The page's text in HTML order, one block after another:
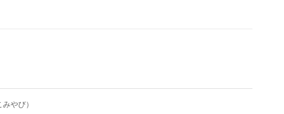
やび）